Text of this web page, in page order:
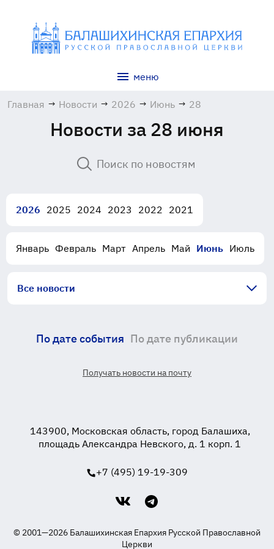
меню
Главная → Новости → 2026 → Июнь → 28
Новости за 28 июня
2026 2025 2024 2023 2022 2021
Январь Февраль Март Апрель Май Июнь Июль
Все новости
По дате события По дате публикации
Получать новости на почту
143900, Московская область, город Балашиха,
площадь Александра Невского, д. 1 корп. 1
+7 (495) 19-19-309
© 2001—2026 Балашихинская Епархия Русской Православной
Церкви